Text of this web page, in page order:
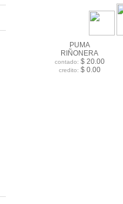
PUMA
RIÑONERA
contado: $ 20.00
credito: $ 0.00